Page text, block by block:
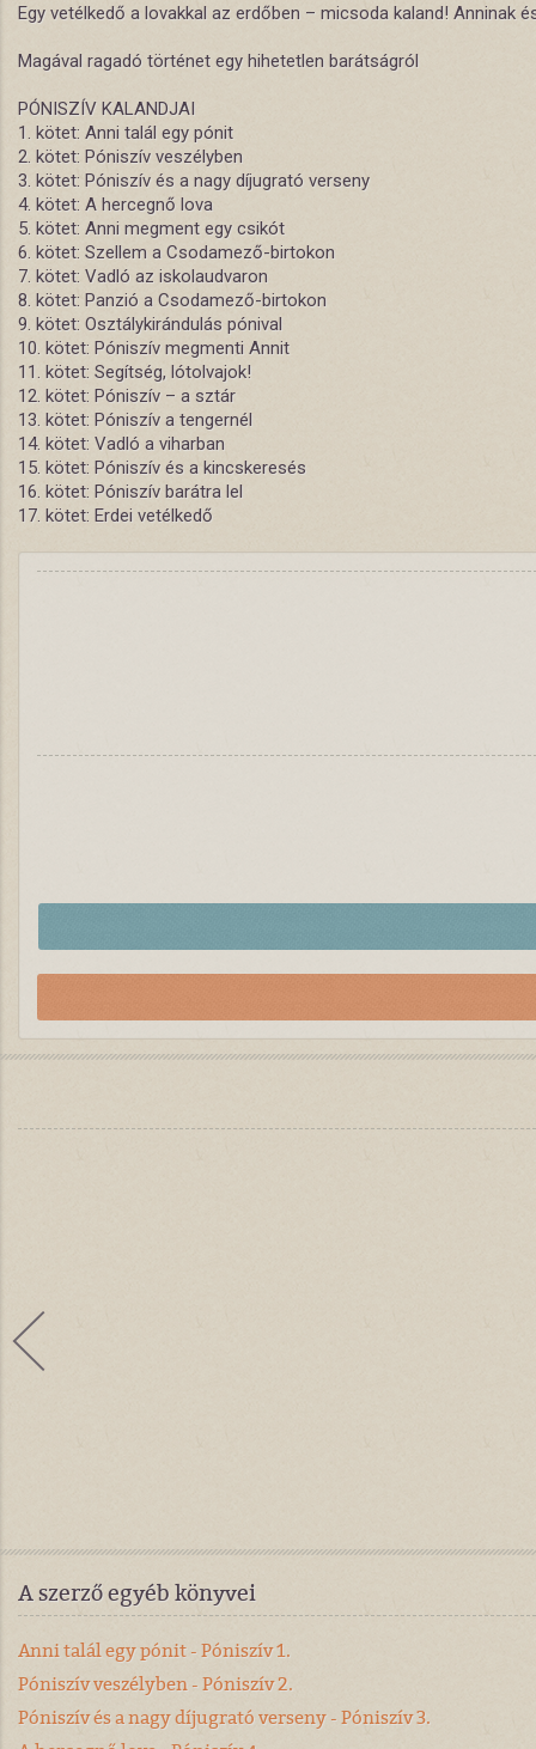
Egy vetélkedő a lovakkal az erdőben – micsoda kaland! Anninak
Magával ragadó történet egy hihetetlen barátságról
PÓNISZÍV KALANDJAI
1. kötet: Anni talál egy pónit
2. kötet: Póniszív veszélyben
3. kötet: Póniszív és a nagy díjugrató verseny
4. kötet: A hercegnő lova
5. kötet: Anni megment egy csikót
6. kötet: Szellem a Csodamező-birtokon
7. kötet: Vadló az iskolaudvaron
8. kötet: Panzió a Csodamező-birtokon
9. kötet: Osztálykirándulás pónival
10. kötet: Póniszív megmenti Annit
11. kötet: Segítség, lótolvajok!
12. kötet: Póniszív – a sztár
13. kötet: Póniszív a tengernél
14. kötet: Vadló a viharban
15. kötet: Póniszív és a kincskeresés
16. kötet: Póniszív barátra lel
17. kötet: Erdei vetélkedő
A szerző egyéb könyvei
Anni talál egy pónit - Póniszív 1.
Póniszív veszélyben - Póniszív 2.
Póniszív és a nagy díjugrató verseny - Póniszív 3.